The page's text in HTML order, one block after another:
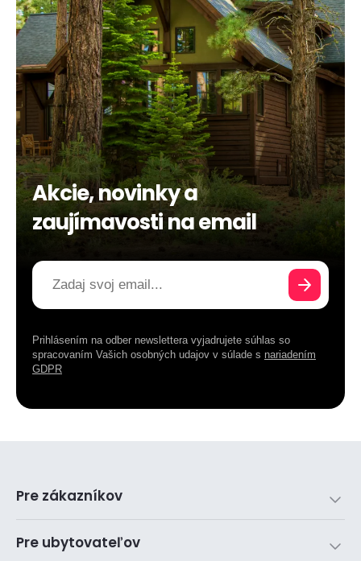
Akcie, novinky a
zaujímavosti na email
Prihlásením na odber newslettera vyjadrujete súhlas so
spracovaním Vašich osobných udajov v súlade s nariadením
GDPR
Pre zákazníkov
Pre ubytovateľov